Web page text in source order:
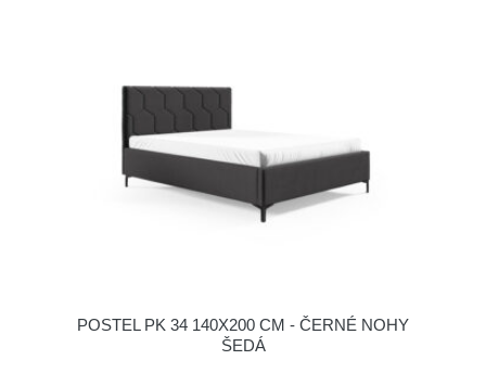
POSTEL PK 34 140X200 CM - ČERNÉ NOHY
ŠEDÁ